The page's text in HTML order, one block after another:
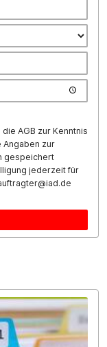
die AGB zur Kenntnis
Angaben zur
gespeichert
jederzeit für